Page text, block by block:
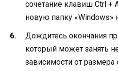
сочетание клавиш Ctrl +
новую папку «Windows»
Дождитесь окончания
который может занять
зависимости от